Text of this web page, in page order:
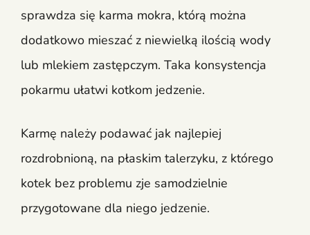
sprawdza się karma mokra, którą można
dodatkowo mieszać z niewielką ilością wody
lub mlekiem zastępczym. Taka konsystencja
pokarmu ułatwi kotkom jedzenie.
Karmę należy podawać jak najlepiej
rozdrobnioną, na płaskim talerzyku, z którego
kotek bez problemu zje samodzielnie
przygotowane dla niego jedzenie.